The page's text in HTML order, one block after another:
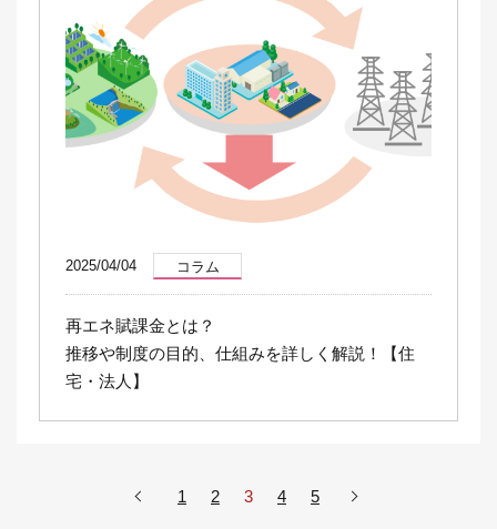
2025/04/04 コラム
再エネ賦課金とは？
推移や制度の目的、仕組みを詳しく解説！【住
宅・法人】
1 2 3 4 5